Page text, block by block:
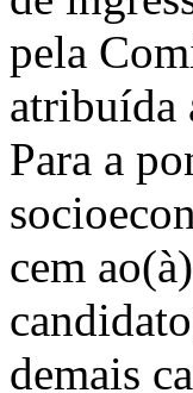
pela
atribuída
Para a
cem ao(à)
demais